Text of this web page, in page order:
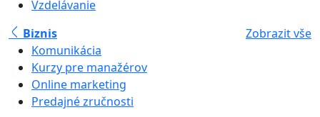
Vzdelávanie
Biznis
Zobrazit vše
Komunikácia
Kurzy pre manažérov
Online marketing
Predajné zručnosti